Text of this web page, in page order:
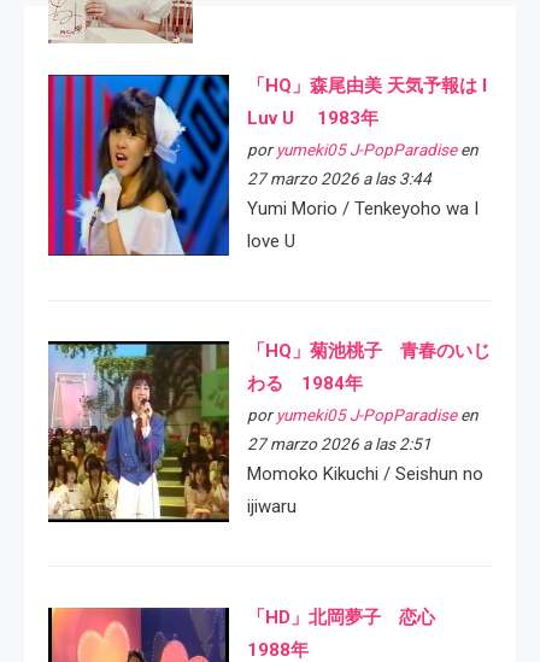
「HQ」森尾由美 天気予報は I
Luv U 1983年
por yumeki05 J-PopParadiseen
27 marzo 2026 a las 3:44
Yumi Morio / Tenkeyoho wa I
love U
「HQ」菊池桃子 青春のいじ
わる 1984年
por yumeki05 J-PopParadiseen
27 marzo 2026 a las 2:51
Momoko Kikuchi / Seishun no
ijiwaru
「HD」北岡夢子 恋心
1988年